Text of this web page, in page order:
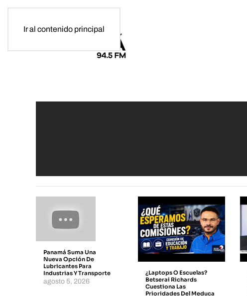
Ir al contenido principal
Panamá Suma Una
Nueva Opción De
Lubricantes Para
Industrias Y Transporte
agosto 5, 2026
¿Laptops O Escuelas?
Betserai Richards
Cuestiona Las
Prioridades Del Meduca